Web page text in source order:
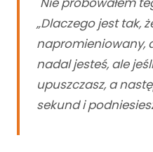
„Dlaczego jest tak,
napromieniowany,
nadal jesteś, ale
upuszczasz, a
sekund i